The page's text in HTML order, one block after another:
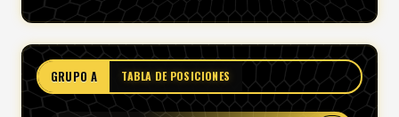
GRUPO A TABLA DE POSICIONES